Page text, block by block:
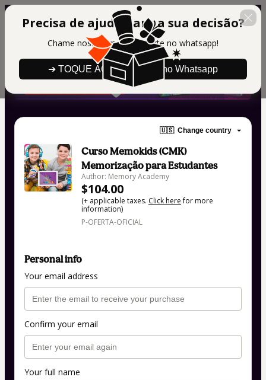
Precisa de ajuda para a sua decisão?
Chame nosso time de suporte no whatsapp!
➔ TOQUE AQUI para falar no Whatsapp
🇺🇸 Change country
Curso Memokids (CMK)
Memorização para Estudantes
Author: Memory Academy
$104.00
(+ applicable taxes. Click herefor more
information)
P-OFERTA-OFICIAL
Personal info
Your email address
Confirm your email
Your full name